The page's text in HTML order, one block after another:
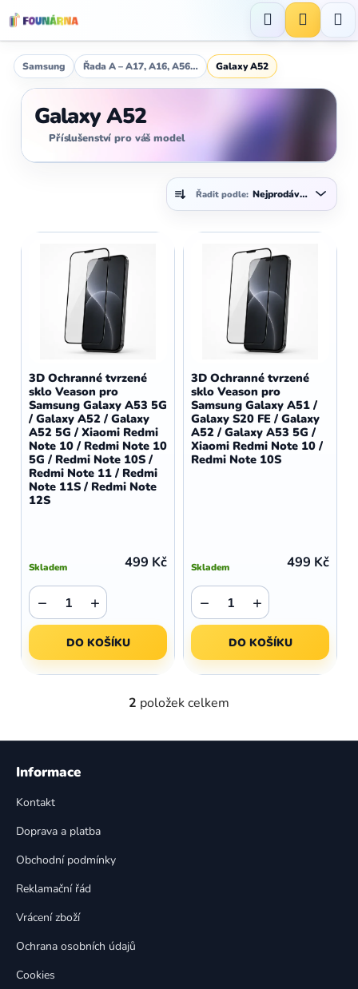
na
obsah
Hledat
Samsung Řada A – A17, A16, A56… Galaxy A52
Galaxy A52
Příslušenství pro váš model
Ř
a
e
u
k
t
ů
Řadit podle: Nejprodávanější
ý
o
d
u
k
ů
3D Ochranné tvrzené
sklo Veason pro
Samsung Galaxy A53 5G
/ Galaxy A52 / Galaxy
A52 5G / Xiaomi Redmi
Note 10 / Redmi Note 10
5G / Redmi Note 10S /
Redmi Note 11 / Redmi
Note 11S / Redmi Note
12S
Skladem 499 Kč
+
−
DO KOŠÍKU
3D Ochranné tvrzené
sklo Veason pro
Samsung Galaxy A51 /
Galaxy S20 FE / Galaxy
A52 / Galaxy A53 5G /
Xiaomi Redmi Note 10 /
Redmi Note 10S
Skladem 499 Kč
+
−
DO KOŠÍKU
O
l
2 položek celkem
Z
Informace
Kontakt
Doprava a platba
Obchodní podmínky
Reklamační řád
Vrácení zboží
Ochrana osobních údajů
Cookies